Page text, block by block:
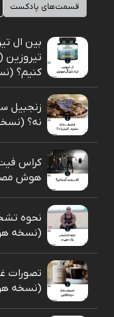
قسمت‌های پادکست
بین ال
کنیم؟
زنجبیل
نه؟
کراس
هوش
نحوه
(نسخه
تصورات
(نسخه